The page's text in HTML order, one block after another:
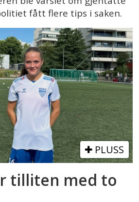
fått flere tips i saken.
PLUSS
tilliten med to